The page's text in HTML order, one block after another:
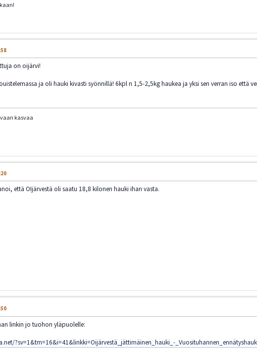
on oijärvi!
ja oli hauki kivasti syönnillä! 6kpl n 1,5-2,5kg haukea ja yksi sen verran iso että
kasvaa
että OIjärvestä oli saatu 18,8 kilonen hauki ihan vasta.
linkin jo tuohon yläpuolelle:
?sv=1&tm=16&i=41&linkki=Oijärvestä_jättimäinen_hauki_-